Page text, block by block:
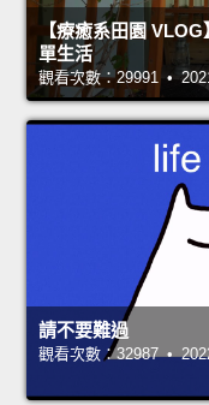
【療癒系田園
單生活
觀看次數：29991 •
請不要難過
觀看次數：32987 •